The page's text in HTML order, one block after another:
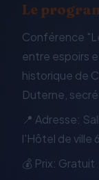
Le
Conférence
entre espoirs
historique de
Duterne,
📍 Adresse:
l'Hôtel de ville
💰 Prix: Gratuit